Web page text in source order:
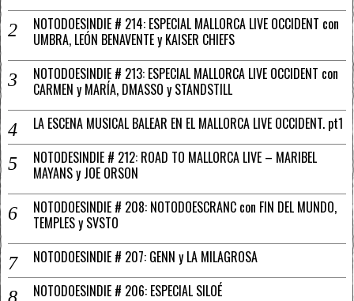
NOTODOESINDIE # 214: ESPECIAL MALLORCA LIVE OCCIDENT con
UMBRA, LEÓN BENAVENTE y KAISER CHIEFS
NOTODOESINDIE # 213: ESPECIAL MALLORCA LIVE OCCIDENT con
CARMEN y MARÍA, DMASSO y STANDSTILL
LA ESCENA MUSICAL BALEAR EN EL MALLORCA LIVE OCCIDENT. pt1
NOTODESINDIE # 212: ROAD TO MALLORCA LIVE – MARIBEL
MAYANS y JOE ORSON
NOTODOESINDIE # 208: NOTODOESCRANC con FIN DEL MUNDO,
TEMPLES y SVSTO
NOTODOESINDIE # 207: GENN y LA MILAGROSA
NOTODOESINDIE # 206: ESPECIAL SILOÉ